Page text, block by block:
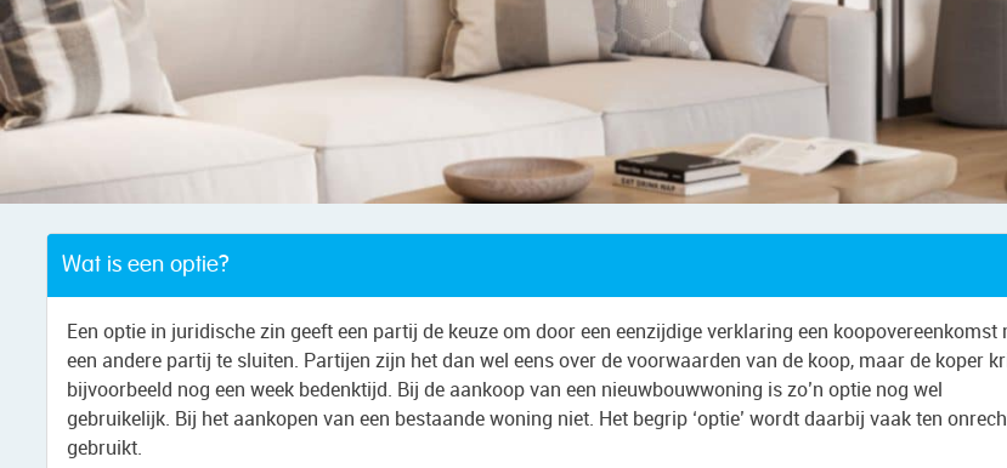
Wat is een optie?
Een optie in juridische zin geeft een partij de keuze om door een eenzijdige verklaring een koopovereenkomst
een andere partij te sluiten. Partijen zijn het dan wel eens over de voorwaarden van de koop, maar de koper
bijvoorbeeld nog een week bedenktijd. Bij de aankoop van een nieuwbouwwoning is zo’n optie nog wel
gebruikelijk. Bij het aankopen van een bestaande woning niet. Het begrip ‘optie’ wordt daarbij vaak ten
gebruikt.